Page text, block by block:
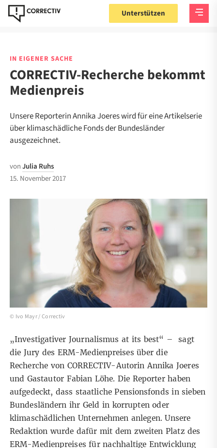
Unterstützen
IN EIGENER SACHE
CORRECTIV-Recherche bekommt
Medienpreis
Unsere Reporterin Annika Joeres wird für eine Artikelserie
über klimaschädliche Fonds der Bundesländer
ausgezeichnet.
vonJulia Ruhs
15. November 2017
© Ivo Mayr / Correctiv
„Investigativer Journalismus at its best“ – sagt
die Jury des ERM-Medienpreises über die
Recherche von CORRECTIV-Autorin Annika Joeres
und Gastautor Fabian Löhe. Die Reporter haben
aufgedeckt, dass staatliche Pensionsfonds in sieben
Bundesländern ihr Geld in korrupten oder
klimaschädlichen Unternehmen anlegen. Unsere
Redaktion wurde dafür mit dem zweiten Platz des
ERM-Medienpreises für nachhaltige Entwicklung